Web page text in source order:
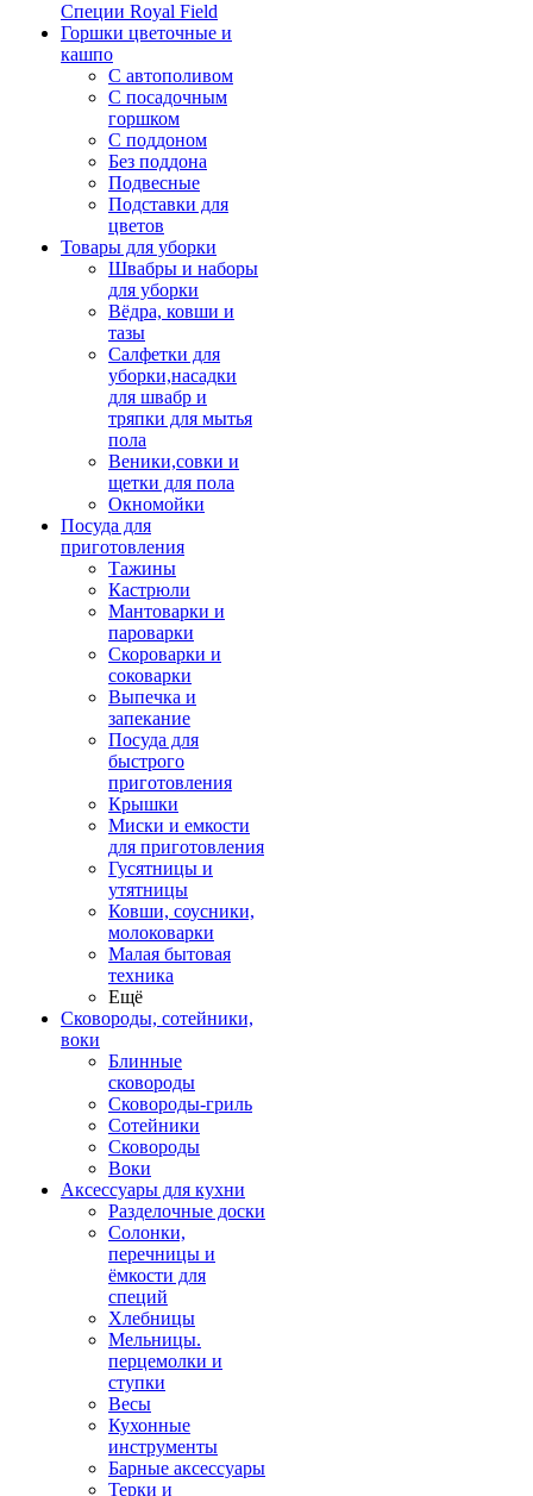
Специи Royal Field
Горшки цветочные и
кашпо
С автополивом
С посадочным
горшком
С поддоном
Без поддона
Подвесные
Подставки для
цветов
Товары для уборки
Швабры и наборы
для уборки
Вёдра, ковши и
тазы
Салфетки для
уборки,насадки
для швабр и
тряпки для мытья
пола
Веники,совки и
щетки для пола
Окномойки
Посуда для
приготовления
Тажины
Кастрюли
Мантоварки и
пароварки
Скороварки и
соковарки
Выпечка и
запекание
Посуда для
быстрого
приготовления
Крышки
Миски и емкости
для приготовления
Гусятницы и
утятницы
Ковши, соусники,
молоковарки
Малая бытовая
техника
Ещё
Сковороды, сотейники,
воки
Блинные
сковороды
Сковороды-гриль
Сотейники
Сковороды
Воки
Аксессуары для кухни
Разделочные доски
Солонки,
перечницы и
ёмкости для
специй
Хлебницы
Мельницы.
перцемолки и
ступки
Весы
Кухонные
инструменты
Барные аксессуары
Терки и